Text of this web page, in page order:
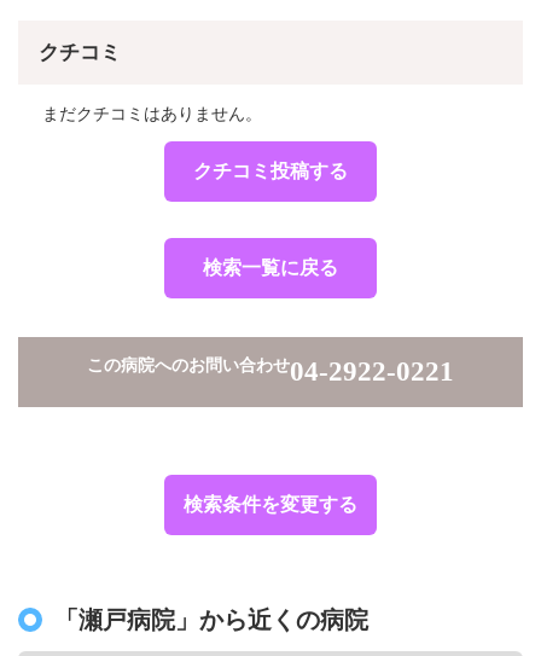
検索条件を変更する
クチコミ
まだクチコミはありません。
クチコミ投稿する
検索一覧に戻る
この病院へのお問い合わせ04-2922-0221
「瀬戸病院」から近くの病院